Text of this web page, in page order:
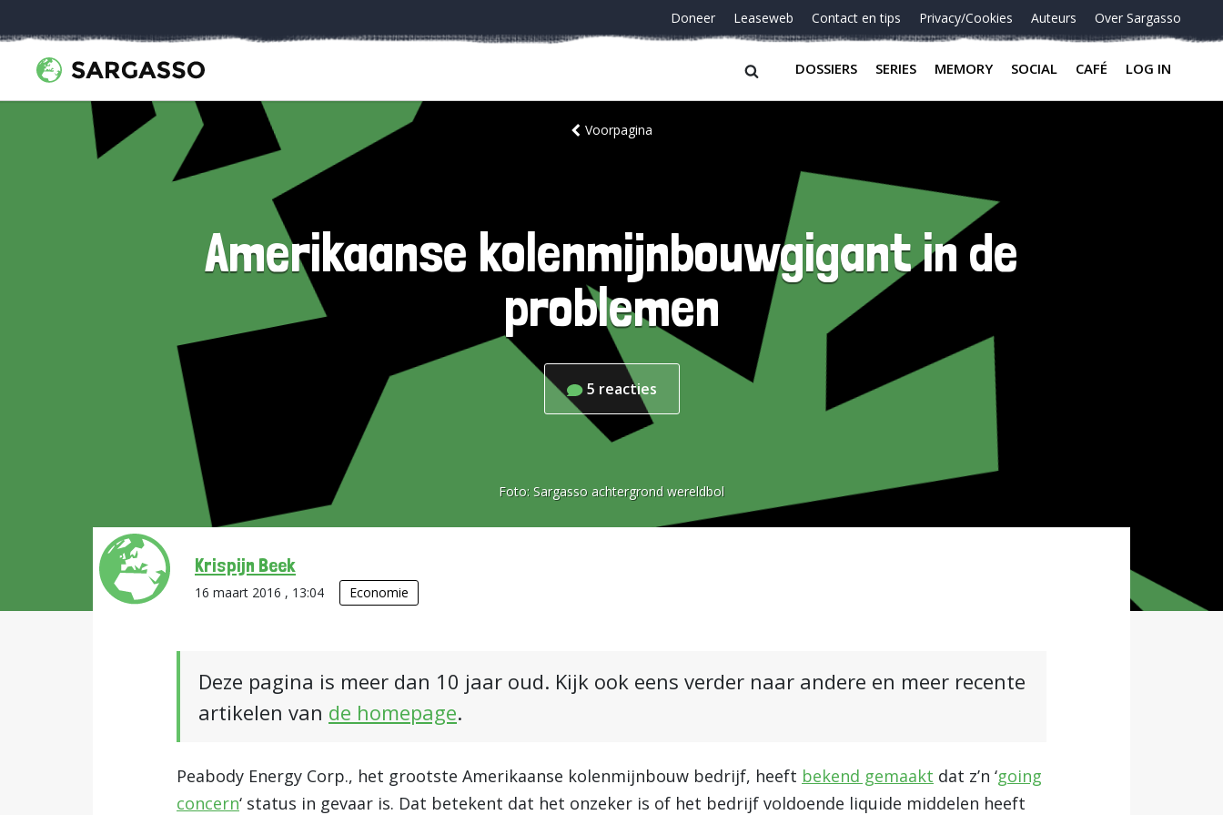
Doneer Leaseweb Contact en tips Privacy/Cookies Auteurs Over Sargasso
DOSSIERS SERIES MEMORY SOCIAL CAFÉ LOG IN
Voorpagina
Amerikaanse kolenmijnbouwgigant in de
problemen
5 reacties
Foto: Sargasso achtergrond wereldbol
Krispijn Beek
16 maart 2016 , 13:04 Economie
Deze pagina is meer dan 10 jaar oud. Kijk ook eens verder naar andere en meer recente
artikelen van de homepage.
Peabody Energy Corp., het grootste Amerikaanse kolenmijnbouw bedrijf, heeft bekend gemaakt dat z’n ‘going
concern‘ status in gevaar is. Dat betekent dat het onzeker is of het bedrijf voldoende liquide middelen heeft